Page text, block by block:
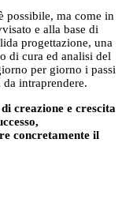
possibile, ma come in
e alla base di
progettazione, una
di cura ed analisi del
per giorno i passi
intraprendere.
creazione e crescita
concretamente il